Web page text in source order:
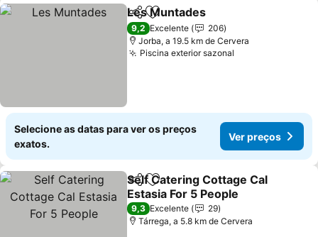
PartilharAdicionar aos favoritos
Les Muntades
9,2 Excelente
206
Jorba, a 19.5 km de Cervera
Piscina exterior sazonal
Selecione as datas para ver os preços
exatos.
Ver preços
PartilharAdicionar aos favoritos
Self Catering Cottage Cal
Estasia For 5 People
Ver preços
9,3 Excelente
29
Tárrega, a 5.8 km de Cervera